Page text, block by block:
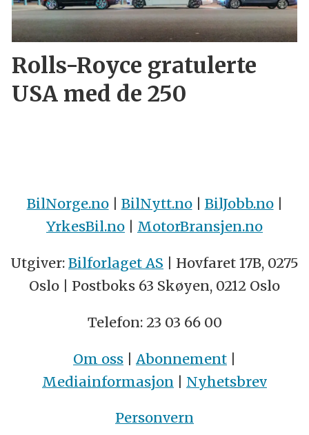
Rolls-Royce gratulerte
USA med de 250
BilNorge.no| BilNytt.no| BilJobb.no|
YrkesBil.no | MotorBransjen.no
Utgiver: Bilforlaget AS | Hovfaret 17B, 0275
Oslo | Postboks 63 Skøyen, 0212 Oslo
Telefon: 23 03 66 00
Om oss | Abonnement |
Mediainformasjon | Nyhetsbrev
Personvern